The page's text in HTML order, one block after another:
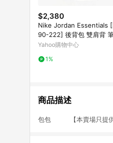
$2,380
Nike Jordan Essentials
90-222] 後背包 雙肩背
喬丹 綠 黑
Yahoo購物中心
1%
商品描述
包包 【本賣場只提供